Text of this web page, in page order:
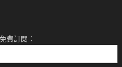
費訂閱：